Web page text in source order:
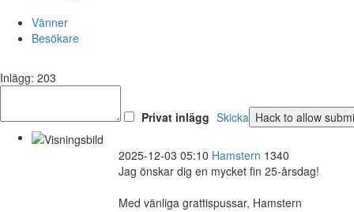
Vänner
Besökare
Inlägg: 203
Privat inlägg Skicka
2025-12-03 05:10 Hamstern 1340
Jag önskar dig en mycket fin 25-årsdag!
Med vänliga grattispussar, Hamstern